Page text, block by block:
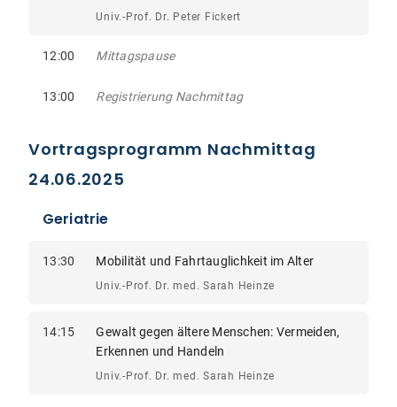
Univ.-Prof. Dr. Peter Fickert
12:00 Mittagspause
13:00 Registrierung Nachmittag
Vortragsprogramm Nachmittag
24.06.2025
Geriatrie
13:30 Mobilität und Fahrtauglichkeit im Alter
Univ.-Prof. Dr. med. Sarah Heinze
14:15
Gewalt gegen ältere Menschen: Vermeiden,
Erkennen und Handeln
Univ.-Prof. Dr. med. Sarah Heinze